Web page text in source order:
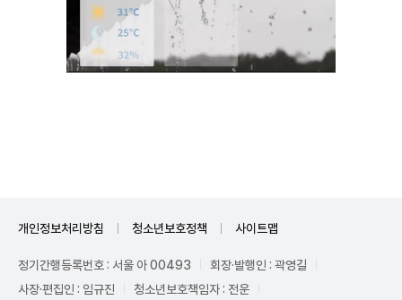
개인정보처리방침 청소년보호정책 사이트맵
정기간행등록번호 : 서울 아 00493
회장·발행인 : 곽영길
사장·편집인 : 임규진
청소년보호책임자 : 전운